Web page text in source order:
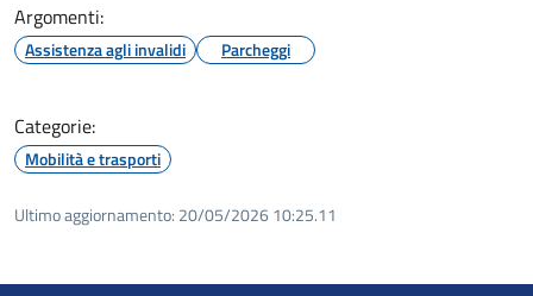
Argomenti:
Assistenza agli invalidi Parcheggi
Categorie:
Mobilità e trasporti
Ultimo aggiornamento: 20/05/2026 10:25.11